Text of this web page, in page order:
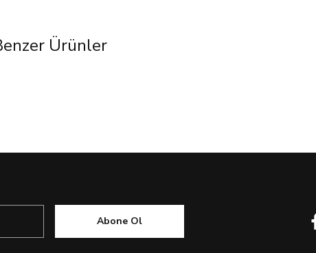
Ürünler
Abone Ol